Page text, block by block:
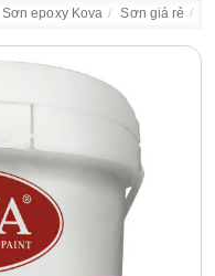
Sơn epoxy Kova Sơn giá rẻ